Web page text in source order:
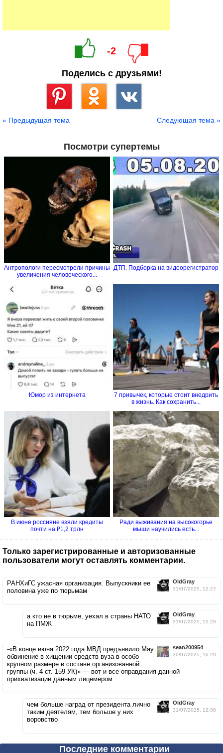
-2
Поделись с друзьями!
« Предыдущая тема Следующая тема »
Посмотри супертемы
Антропологи пересмотрели причины
увеличения человеческого...
ДТП. Подборка на видеорегистратор
Юмор из интернета
7 привычек, которые стоит внедрить
в жизнь. Как сохранить...
В июне россияне взяли кредиты
почти на ₽1,2 трлн
Ради выживания на высокогорье
мыши научились есть...
Только зарегистрированные и авторизованные
пользователи могут оставлять комментарии.
OldGray
31/07/2025, 12:27
РАНХиГС ужасная организация. Выпускники ее
половина уже по тюрьмам
OldGray
31/07/2025, 12:29
а кто не в тюрьме, уехал в страны НАТО
на ПМЖ
sean200954
30/07/2025, 16:20
-«В конце июня 2022 года МВД предъявило Мау
обвинение в хищении средств вуза в особо
крупном размере в составе организованной
группы (ч. 4 ст. 159 УК)» — вот и все оправдания данной
прихватизации данным лицемером
OldGray
31/07/2025, 12:30
чем больше наград от президента лично
таким деятелям, тем больше у них
воровство
Последние комментарии